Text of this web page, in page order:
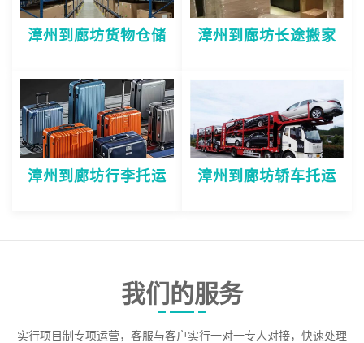
漳州到廊坊货物仓储 漳州到廊坊长途搬家
漳州到廊坊行李托运 漳州到廊坊轿车托运
我们的服务
实行项目制专项运营，客服与客户实行一对一专人对接，快速处理